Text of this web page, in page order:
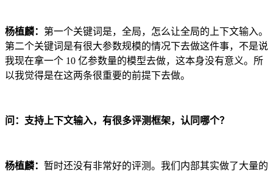
杨植麟： 第一个关键词是，全局，怎么让全局的上下文输入。
第二个关键词是有很大参数规模的情况下去做这件事，不是说
我现在拿一个 10 亿参数量的模型去做，这本身没有意义。所
以我觉得是在这两条很重要的前提下去做。
问：支持上下文输入，有很多评测框架，认同哪个？
杨植麟： 暂时还没有非常好的评测。我们内部其实做了大量的